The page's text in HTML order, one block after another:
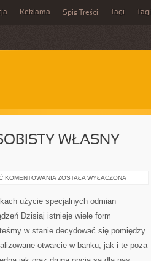
Reklama Spis Treści Tagi Tagi
WŁASNY
KOMENTOWANIA PLANUJESZ
WŁASNY
SKLEP?
ZOSTAŁA WYŁĄCZONA
użycie specjalnych odmian
Dzisiaj istnieje wiele form
w stanie decydować się pomiędzy
otwarcie w banku, jak i te poza